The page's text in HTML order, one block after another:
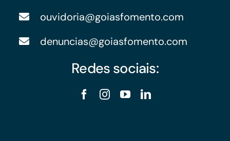
ouvidoria@goiasfomento.com
denuncias@goiasfomento.com
Redes sociais: